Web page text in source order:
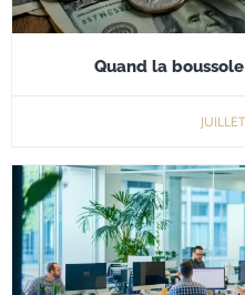
Quand la